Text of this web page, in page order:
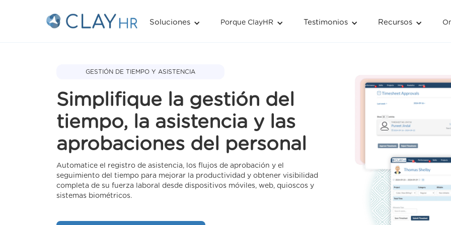
Soluciones Porque ClayHR Testimonios Recursos
GESTIÓN DE TIEMPO Y ASISTENCIA
Simplifique la gestión del
tiempo, la asistencia y las
aprobaciones del personal
Automatice el registro de asistencia, los flujos de aprobación y el
seguimiento del tiempo para mejorar la productividad y obtener visibilidad
completa de su fuerza laboral desde dispositivos móviles, web, quioscos y
sistemas biométricos.
Soluciones Porque ClayHR Testimonios Recursos